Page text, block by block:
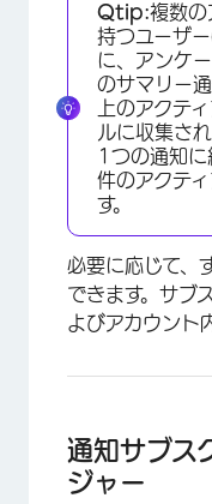
Qtip:複数の
持つユーザ
に、アンケ
のサマリー
上のアクテ
ルに収集さ
1つの通知
件のアクテ
す。
必要に応じて、
できます。サブ
よびアカウント
通知サブス
ジャー